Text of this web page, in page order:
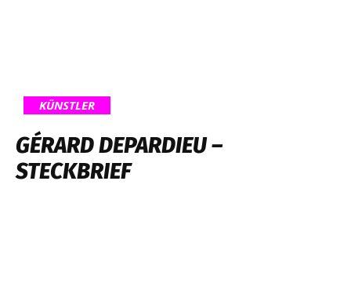
KÜNSTLER
GÉRARD DEPARDIEU –
STECKBRIEF